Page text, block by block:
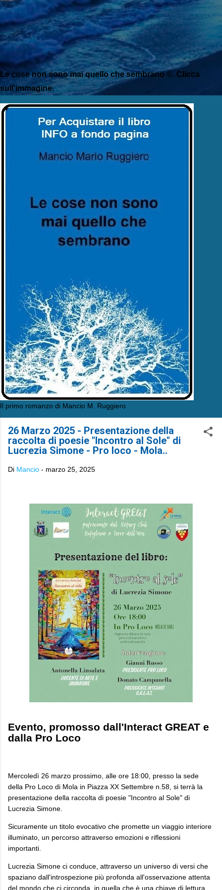
Le cose non sono mai quello che sembrano ©. Clicca
sull'immagine.
Il primo romanzo di Mancio M. Ruggiero
26 Marzo 2025 - Presentazione della
raccolta di poesie "Incontro al Sole" di
Lucrezia Simone - Pro loco - Mola..
Di Mancio - marzo 25, 2025
Evento, promosso dall'Interact GREAT e
dalla Pro Loco
Mercoledì 26 marzo prossimo, alle ore 18:00, presso la sede
della Pro Loco di Mola in Piazza XX Settembre n.58, si terrà la
presentazione della raccolta di poesie "Incontro al Sole" di
Lucrezia Simone.
Sicuramente un titolo evocativo che promette un viaggio interiore
illuminato, un percorso attraverso emozioni e riflessioni
importanti.
Lucrezia Simone ci conduce, attraverso un universo di versi che
spaziano dall'introspezione più profonda all'osservazione attenta
del mondo che ci circonda, in quella che è una chiave di lettura